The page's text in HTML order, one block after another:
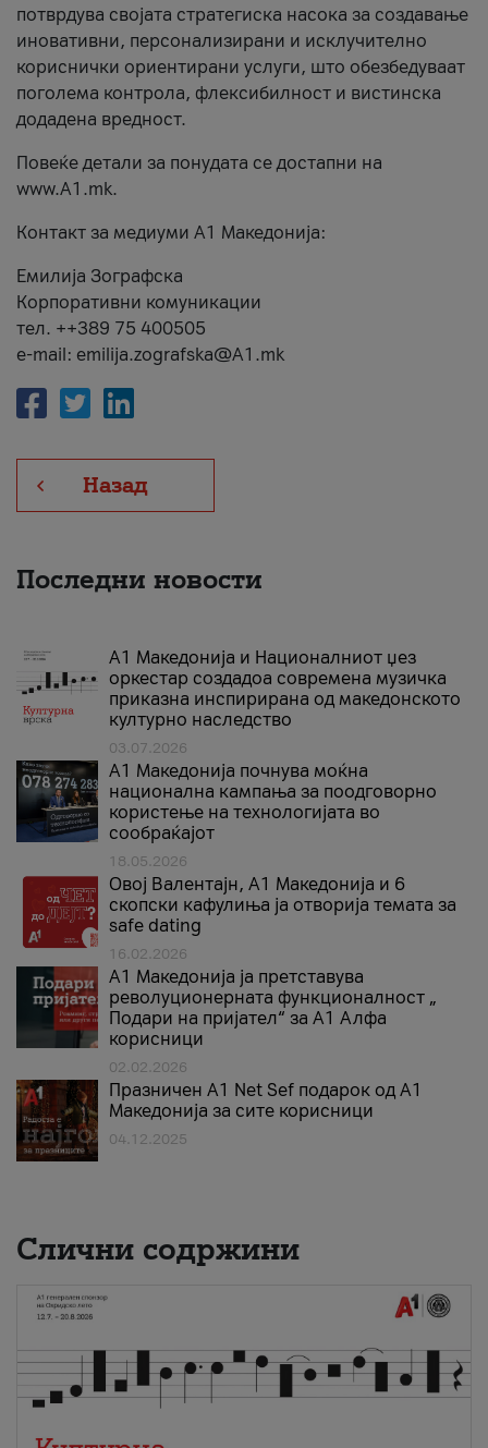
потврдува својата стратегиска насока за создавање
иновативни, персонализирани и исклучително
кориснички ориентирани услуги, што обезбедуваат
поголема контрола, флексибилност и вистинска
додадена вредност.
Повеќе детали за понудата се достапни на
www.А1.mk.
Контакт за медиуми А1 Македонија:
Емилија Зографска
Корпоративни комуникации
тел. ++389 75 400505
e-mail: emilija.zografska@A1.mk
Назад
Последни новости
А1 Македонија и Националниот џез
оркестар создадоа современа музичка
приказна инспирирана од македонското
културно наследство
03.07.2026
A1 Македонија почнува моќна
национална кампања за поодговорно
користење на технологијата во
сообраќајот
18.05.2026
Овој Валентајн, A1 Македонија и 6
скопски кафулиња ја отворија темата за
safe dating
16.02.2026
А1 Македонија ја претставува
револуционерната функционалност „
Подари на пријател“ за А1 Алфа
корисници
02.02.2026
Празничен A1 Net Sеf подарок од А1
Македонија за сите корисници
04.12.2025
Слични содржини